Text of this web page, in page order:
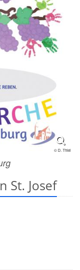
© D. Thiel
St. Josef